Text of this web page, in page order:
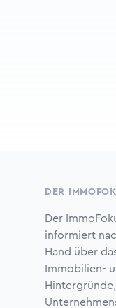
DER
Der
informiert
Hand über
Immobilien-